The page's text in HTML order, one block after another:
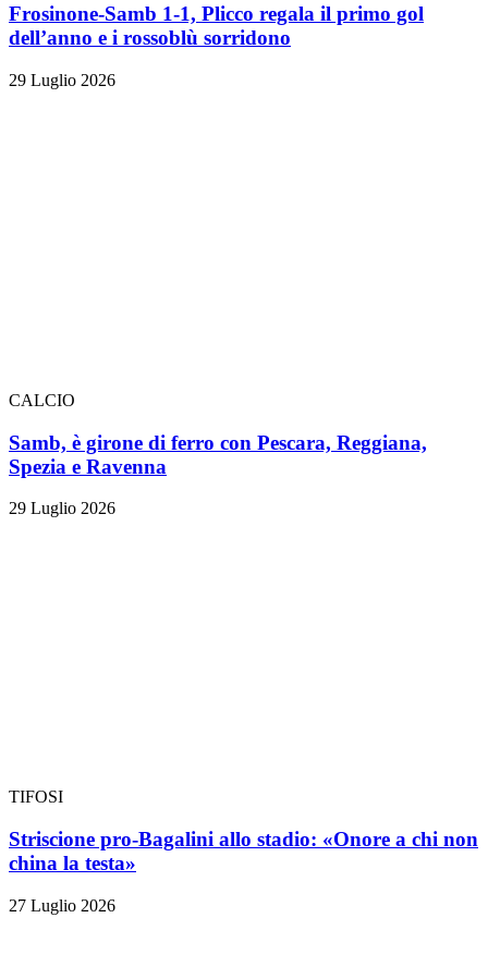
Frosinone-Samb 1-1, Plicco regala il primo gol
dell’anno e i rossoblù sorridono
29 Luglio 2026
CALCIO
Samb, è girone di ferro con Pescara, Reggiana,
Spezia e Ravenna
29 Luglio 2026
TIFOSI
Striscione pro-Bagalini allo stadio: «Onore a chi non
china la testa»
27 Luglio 2026